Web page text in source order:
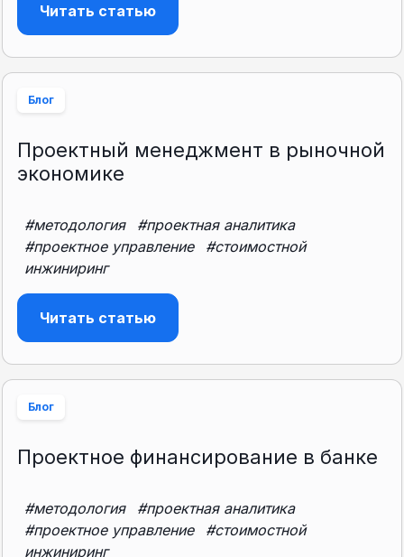
Читать статью
Блог
Проектный менеджмент в рыночной
экономике
#методология
#проектная аналитика
#проектное управление
#стоимостной
инжиниринг
Читать статью
Блог
Проектное финансирование в банке
#методология
#проектная аналитика
#проектное управление
#стоимостной
инжиниринг